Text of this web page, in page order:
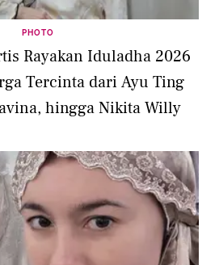
PHOTO
Rayakan Iduladha 2026
Tercinta dari Ayu Ting
hingga Nikita Willy